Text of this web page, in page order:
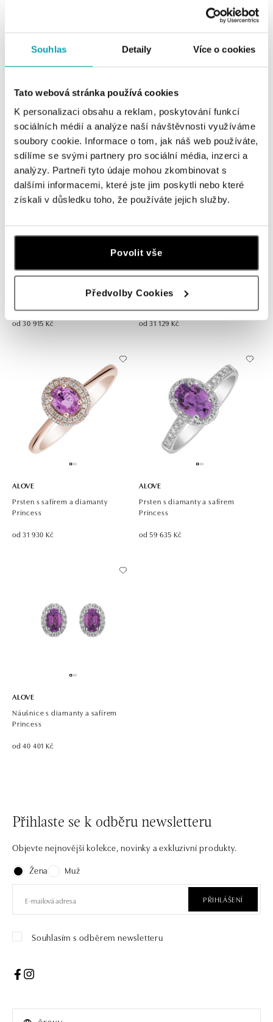
Souhlas Detaily Více o cookies
Tato webová stránka používá cookies
K personalizaci obsahu a reklam, poskytování funkcí
sociálních médií a analýze naší návštěvnosti využíváme
soubory cookie. Informace o tom, jak náš web používáte,
sdílíme se svými partnery pro sociální média, inzerci a
analýzy. Partneři tyto údaje mohou zkombinovat s
dalšími informacemi, které jste jim poskytli nebo které
získali v důsledku toho, že používáte jejich služby.
Povolit vše
Předvolby Cookies
Princess
od 39 822 Kč
Princess
od 47 884 Kč
ALOVE
Náušnice s diamanty a safírem
od 30 915 Kč
ALOVE
Náušnice s diamanty a safírem
Royal Sapphire
od 31 129 Kč
ALOVE
Prsten s safírem a diamanty
Princess
od 31 930 Kč
ALOVE
Prsten s diamanty a safírem
Princess
od 59 635 Kč
ALOVE
Náušnice s diamanty a safírem
Princess
od 40 401 Kč
Přihlaste se k odběru newsletteru
Objevte nejnovější kolekce, novinky a exkluzivní produkty.
Žena
Muž
PŘIHLÁŠENÍ
Souhlasím s odběrem newsletteru